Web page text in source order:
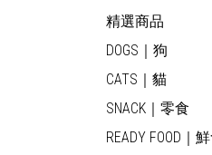
精選商品
DOGS｜狗
CATS｜貓
SNACK｜零食
READY FOOD｜